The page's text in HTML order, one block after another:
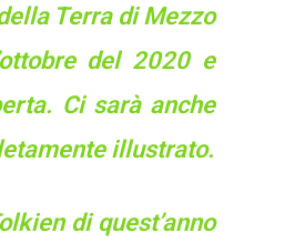
Terra di Mezzo
del 2020 e
Ci sarà anche
illustrato.
di quest’anno